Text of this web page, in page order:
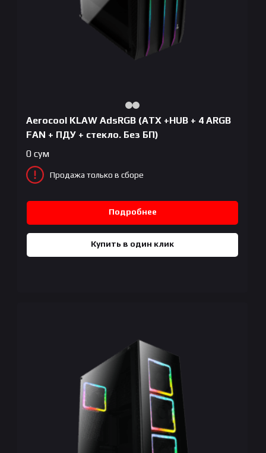
Aerocool KLAW AdsRGB (ATX +HUB + 4 ARGB
FAN + ПДУ + стекло. Без БП)
0 сум
Продажа только в сборе
Подробнее
Купить в один клик